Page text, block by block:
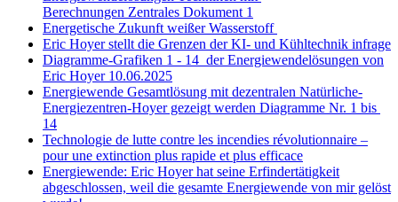
Berechnungen Zentrales Dokument 1
Energetische Zukunft weißer Wasserstoff
Eric Hoyer stellt die Grenzen der KI- und Kühltechnik infrage
Diagramme-Grafiken 1 - 14 der Energiewendelösungen von
Eric Hoyer 10.06.2025
Energiewende Gesamtlösung mit dezentralen Natürliche-
Energiezentren-Hoyer gezeigt werden Diagramme Nr. 1 bis
14
Technologie de lutte contre les incendies révolutionnaire –
pour une extinction plus rapide et plus efficace
Energiewende: Eric Hoyer hat seine Erfindertätigkeit
abgeschlossen, weil die gesamte Energiewende von mir gelöst